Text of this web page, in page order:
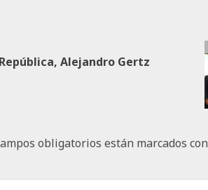
Alejandro Gertz
obligatorios están marcados con